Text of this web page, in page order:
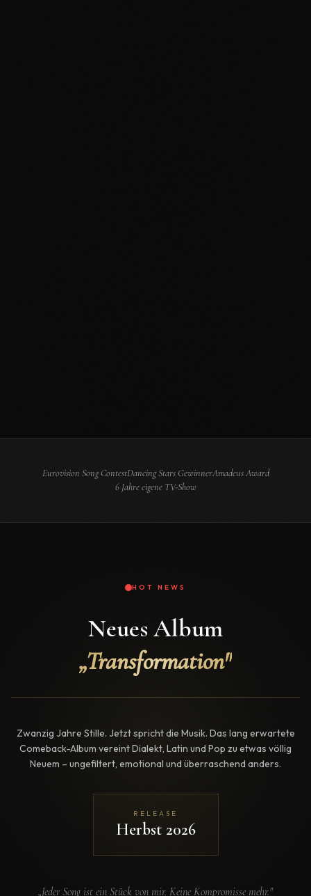
Eurovision Song ContestDancing Stars GewinnerAmadeus Award
6 Jahre eigene TV-Show
HOT NEWS
Neues Album
„Transformation"
Zwanzig Jahre Stille. Jetzt spricht die Musik. Das lang erwartete
Comeback-Album vereint Dialekt, Latin und Pop zu etwas völlig
Neuem – ungefiltert, emotional und überraschend anders.
RELEASE
Herbst 2026
„Jeder Song ist ein Stück von mir. Keine Kompromisse mehr."